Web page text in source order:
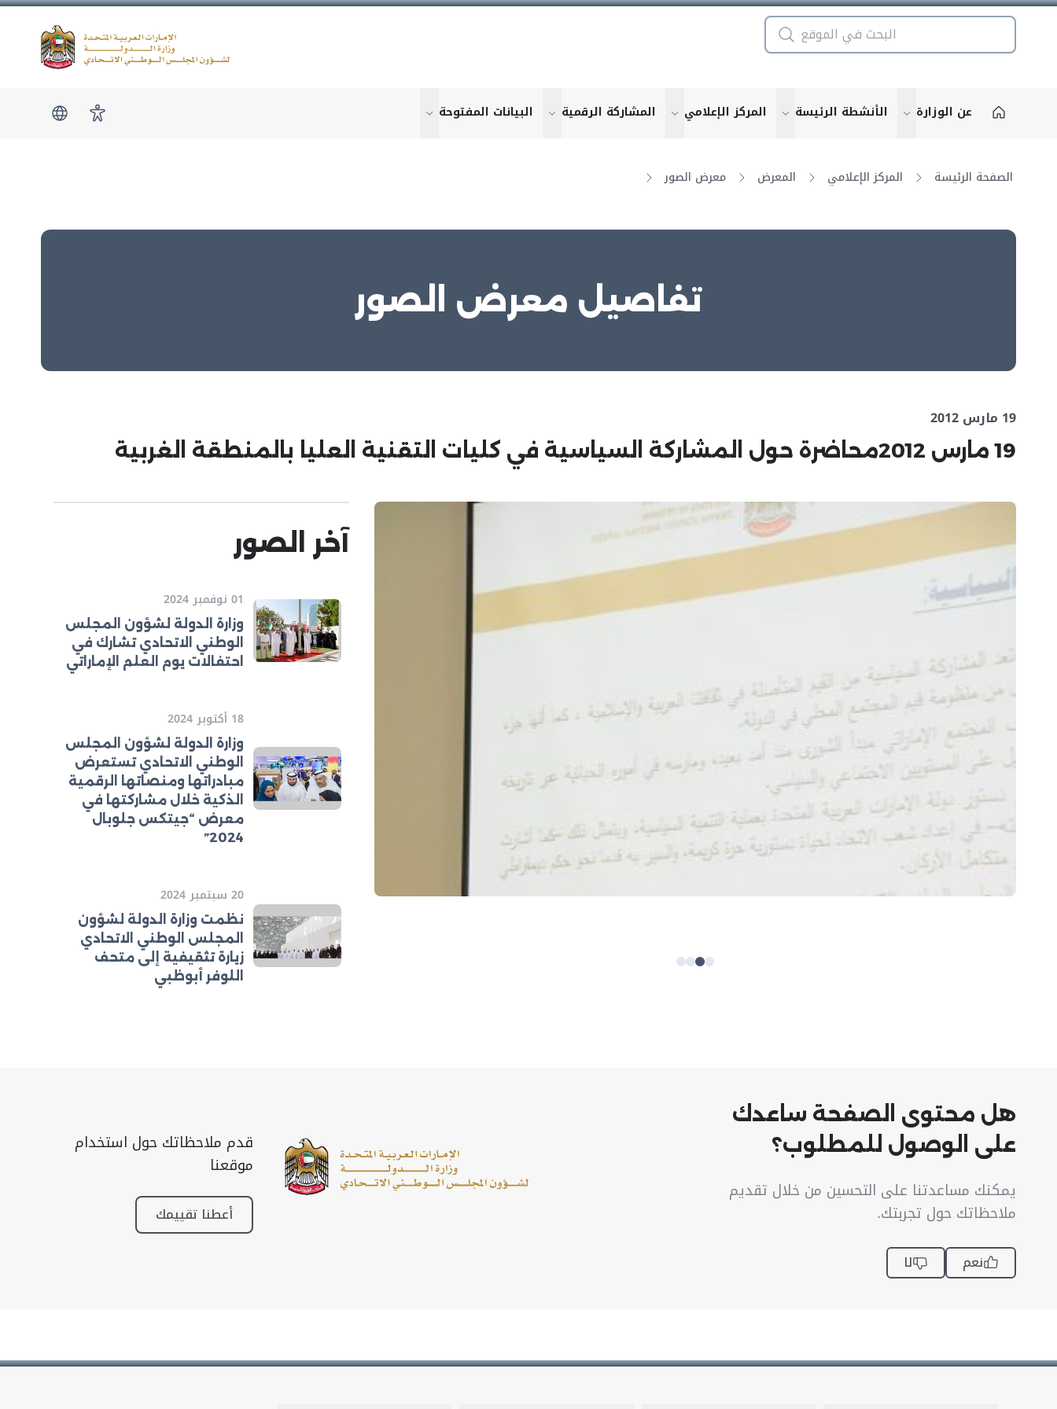
عن الوزارة show submenu for "More"
الأنشطة الرئيسة show submenu for "More"
المركز الإعلامي show submenu for "More"
المشاركة الرقمية show submenu for "More"
البيانات المفتوحة show submenu for "More" امكانية الوصول
الصفحة الرئيسة المركز الإعلامي المعرض معرض الصور
تفاصيل معرض الصور
19 مارس 2012
19 مارس 2012محاضرة حول المشاركة السياسية في كليات التقنية العليا بالمنطقة الغربية
آخر الصور
01 نوفمبر 2024
وزارة الدولة لشؤون المجلس
الوطني الاتحادي تشارك في
احتفالات يوم العلم الإماراتي
18 أكتوبر 2024
وزارة الدولة لشؤون المجلس
الوطني الاتحادي تستعرض
مبادراتها ومنصاتها الرقمية
الذكية خلال مشاركتها في
معرض “جيتكس جلوبال
2024”
20 سبتمبر 2024
نظمت وزارة الدولة لشؤون
المجلس الوطني الاتحادي
زيارة تثقيفية إلى متحف
اللوفر أبوظبي
هل محتوى الصفحة ساعدك
على الوصول للمطلوب؟
يمكنك مساعدتنا على التحسين من خلال تقديم
ملاحظاتك حول تجربتك.
نعم لا
قدم ملاحظاتك حول استخدام
موقعنا
أعطنا تقييمك